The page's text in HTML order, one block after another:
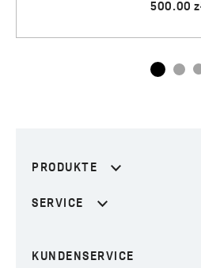
500.00 zł
PRODUKTE
SERVICE
KUNDENSERVICE